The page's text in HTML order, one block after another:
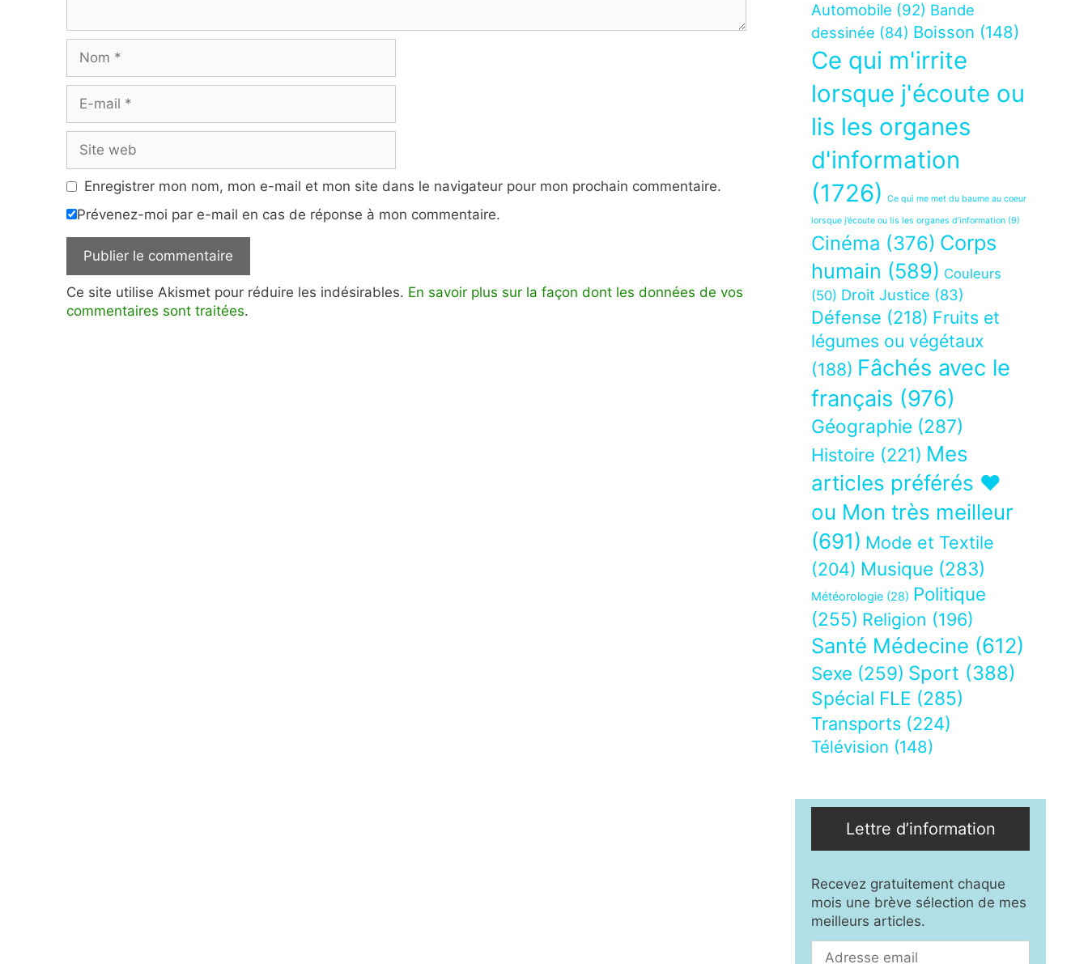
mail
web
Enregistrer mon nom, mon e-mail et mon site dans le navigateur pour mon prochain commentaire.
Prévenez-moi par e-mail en cas de réponse à mon commentaire.
Ce site utilise Akismet pour réduire les indésirables. En savoir plus sur la façon dont les données de vos
commentaires sont traitées.
Automobile (92) Bande
dessinée (84) Boisson (148)
Ce qui m'irrite
lorsque j'écoute ou
lis les organes
d'information
(1726)
Ce qui me met du baume au coeur
lorsque j’écoute ou lis les organes d’information (9)
Cinéma (376) Corps
humain (589) Couleurs
(50) Droit Justice (83)
Défense (218) Fruits et
légumes ou végétaux
(188) Fâchés avec le
français (976)
Géographie (287)
Histoire (221) Mes
articles préférés ❤
ou Mon très meilleur
(691) Mode et Textile
(204) Musique (283)
Météorologie (28) Politique
(255) Religion (196)
Santé Médecine (612)
Sexe (259) Sport (388)
Spécial FLE (285)
Transports (224)
Télévision (148)
Lettre d’information
Recevez gratuitement chaque
mois une brève sélection de mes
meilleurs articles.